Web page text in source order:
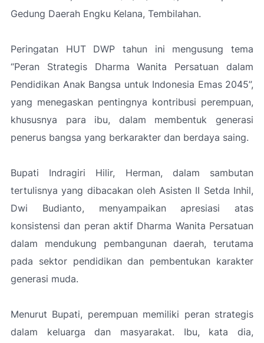
Gedung Daerah Engku Kelana, Tembilahan.
Peringatan HUT DWP tahun ini mengusung tema
“Peran Strategis Dharma Wanita Persatuan dalam
Pendidikan Anak Bangsa untuk Indonesia Emas 2045”,
yang menegaskan pentingnya kontribusi perempuan,
khususnya para ibu, dalam membentuk generasi
penerus bangsa yang berkarakter dan berdaya saing.
Bupati Indragiri Hilir, Herman, dalam sambutan
tertulisnya yang dibacakan oleh Asisten II Setda Inhil,
Dwi Budianto, menyampaikan apresiasi atas
konsistensi dan peran aktif Dharma Wanita Persatuan
dalam mendukung pembangunan daerah, terutama
pada sektor pendidikan dan pembentukan karakter
generasi muda.
Menurut Bupati, perempuan memiliki peran strategis
dalam keluarga dan masyarakat. Ibu, kata dia,